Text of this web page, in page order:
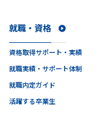
就職・資格
資格取得サポート・実績
就職実績・サポート体制
就職内定ガイド
活躍する卒業生